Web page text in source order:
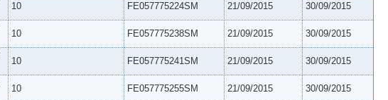
10 FE057775224SM 21/09/2015 30/09/2015
10 FE057775238SM 21/09/2015 30/09/2015
10 FE057775241SM 21/09/2015 30/09/2015
10 FE057775255SM 21/09/2015 30/09/2015